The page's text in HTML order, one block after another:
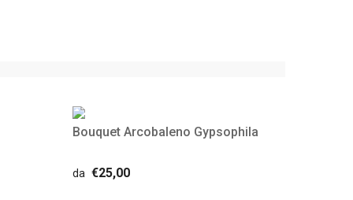
Bouquet Arcobaleno Gypsophila
da €25,00